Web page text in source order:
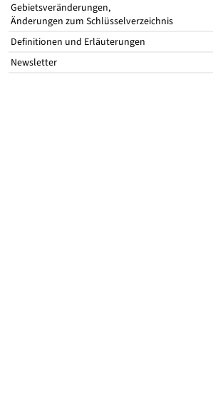
Gebietsveränderungen,
Änderungen zum Schlüsselverzeichnis
Definitionen und Erläuterungen
Newsletter